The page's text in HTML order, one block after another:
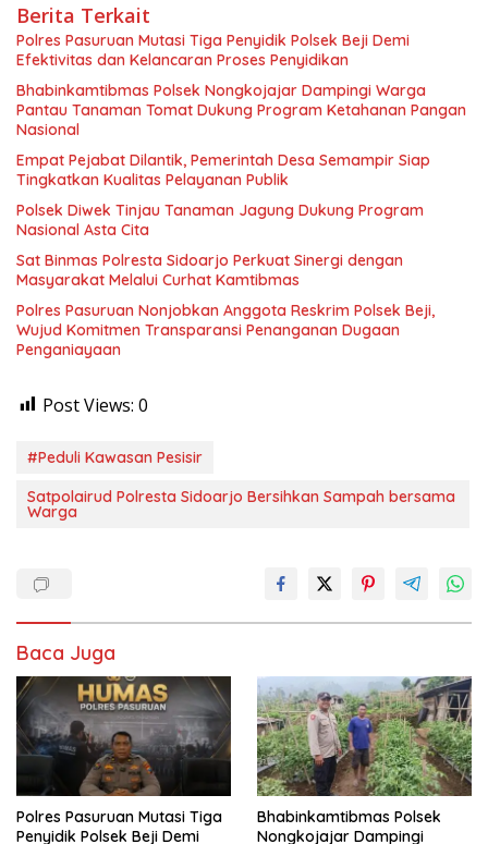
Berita Terkait
Polres Pasuruan Mutasi Tiga Penyidik Polsek Beji Demi
Efektivitas dan Kelancaran Proses Penyidikan
Bhabinkamtibmas Polsek Nongkojajar Dampingi Warga
Pantau Tanaman Tomat Dukung Program Ketahanan Pangan
Nasional
Empat Pejabat Dilantik, Pemerintah Desa Semampir Siap
Tingkatkan Kualitas Pelayanan Publik
Polsek Diwek Tinjau Tanaman Jagung Dukung Program
Nasional Asta Cita
Sat Binmas Polresta Sidoarjo Perkuat Sinergi dengan
Masyarakat Melalui Curhat Kamtibmas
Polres Pasuruan Nonjobkan Anggota Reskrim Polsek Beji,
Wujud Komitmen Transparansi Penanganan Dugaan
Penganiayaan
Post Views: 0
#Peduli Kawasan Pesisir
Satpolairud Polresta Sidoarjo Bersihkan Sampah bersama
Warga
Baca Juga
Polres Pasuruan Mutasi Tiga
Penyidik Polsek Beji Demi
Bhabinkamtibmas Polsek
Nongkojajar Dampingi